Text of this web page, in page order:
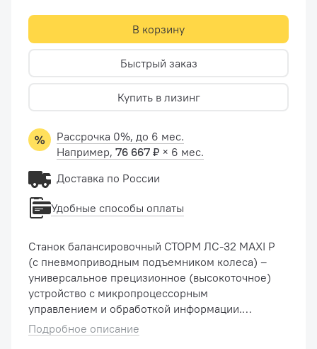
Станок балансировочный СТОРМ ЛС-32 MAXI P
(с пневмоприводным подъемником колеса) –
универсальное прецизионное (высокоточное)
устройство с микропроцессорным
управлением и обработкой информации.
Предназначен для балансировки колес
грузовых и легковых автомобилей с
Подробное описание
В корзину
Быстрый заказ
Купить в лизинг
Рассрочка 0%, до 6 мес.
Например, 76 667 ₽ × 6 мес.
Доставка по России
Удобные способы оплаты